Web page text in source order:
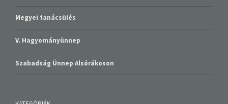
Megyei tanácsülés
V. Hagyományünnep
Szabadság Ünnep Alsórákoson